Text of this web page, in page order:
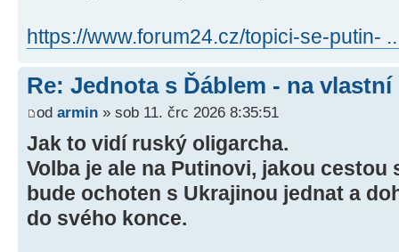
https://www.forum24.cz/topici-se-putin-
Re: Jednota s Ďáblem - na
od armin » sob 11. črc 2026 8:35:51
Jak to vidí ruský oligarcha.
Volba je ale na Putinovi, jakou cestou
bude ochoten s Ukrajinou jednat a
do svého konce.